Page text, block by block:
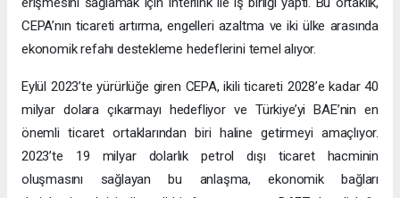
CEPA’nın ticareti artırma, engelleri azaltma ve iki ülke arasında
ekonomik refahı destekleme hedeflerini temel alıyor.
Eylül 2023’te yürürlüğe giren CEPA, ikili ticareti 2028’e kadar 40
milyar dolara çıkarmayı hedefliyor ve Türkiye’yi BAE’nin en
önemli ticaret ortaklarından biri haline getirmeyi amaçlıyor.
2023’te 19 milyar dolarlık petrol dışı ticaret hacminin
oluşmasını sağlayan bu anlaşma, ekonomik bağları